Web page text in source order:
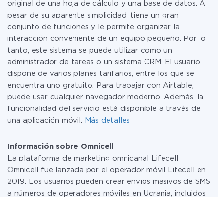
original de una hoja de cálculo y una base de datos. A
pesar de su aparente simplicidad, tiene un gran
conjunto de funciones y le permite organizar la
interacción conveniente de un equipo pequeño. Por lo
tanto, este sistema se puede utilizar como un
administrador de tareas o un sistema CRM. El usuario
dispone de varios planes tarifarios, entre los que se
encuentra uno gratuito. Para trabajar con Airtable,
puede usar cualquier navegador moderno. Además, la
funcionalidad del servicio está disponible a través de
una aplicación móvil.
Más detalles
Información sobre Omnicell
La plataforma de marketing omnicanal Lifecell
Omnicell fue lanzada por el operador móvil Lifecell en
2019. Los usuarios pueden crear envíos masivos de SMS
a números de operadores móviles en Ucrania, incluidos